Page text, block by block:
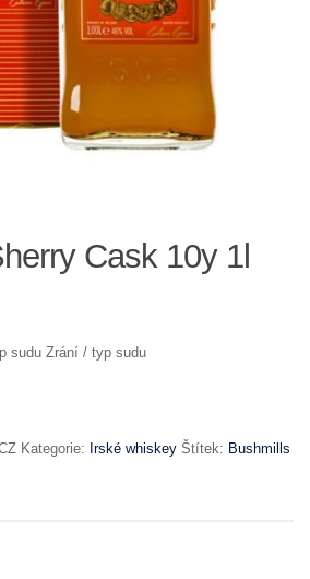
Cask 10y 1l
sudu Zrání / typ sudu
Kategorie: Irské whiskey Štítek: Bushmills